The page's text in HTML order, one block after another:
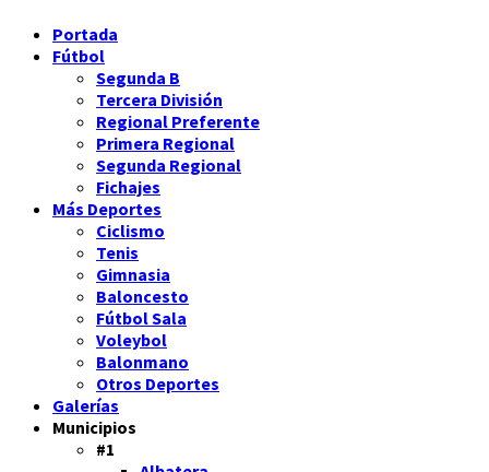
Portada
Fútbol
Segunda B
Tercera División
Regional Preferente
Primera Regional
Segunda Regional
Fichajes
Más Deportes
Ciclismo
Tenis
Gimnasia
Baloncesto
Fútbol Sala
Voleybol
Balonmano
Otros Deportes
Galerías
Municipios
#1